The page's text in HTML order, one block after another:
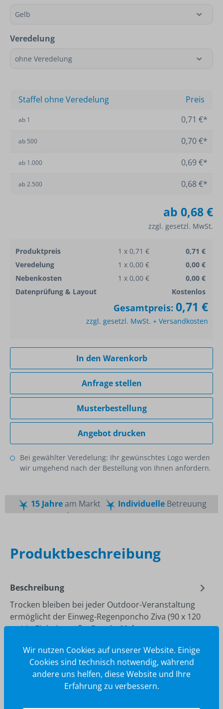
Veredelung
Staffel ohne Veredelung Preis
ab 1 0,71 €*
ab 500 0,70 €*
ab 1.000 0,69 €*
ab2.500 0,68 €*
ab 0,68 €
zzgl. gesetzl. MwSt.
Produktpreis 1 x 0,71 €
0,71 €
Veredelung
1 x 0,00 €
0,00 €
Nebenkosten
1 x 0,00 €
0,00 €
Datenprüfung & Layout
Kostenlos
Gesamtpreis: 0,71 €
zzgl. gesetzl. MwSt. + Versandkosten
In den Warenkorb
Anfrage stellen
Musterbestellung
Angebot drucken
Bei gewählter Veredelung: Ihr gewünschtes Logo werden
wir umgehend nach der Bestellung von Ihnen anfordern.
15 Jahream Markt IndividuelleBetreuung
Produktbeschreibung
Beschreibung
Trocken bleiben bei jeder Outdoor-Veranstaltung
ermöglicht der Einweg-Regenponcho Ziva (90 x 120
cm) in Einheitsgröße. Der d…Mehr
Wir nutzen Cookies auf unserer Website. Einige
Cookies sind technisch notwendig, während
andere uns helfen, diese Website und Ihre
Erfahrung zu verbessern.